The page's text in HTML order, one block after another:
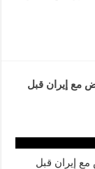
مع إيران قبل
مع إيران قبل